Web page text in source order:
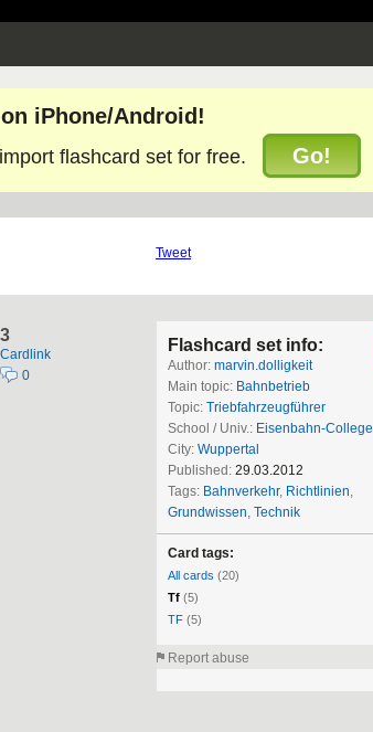
iPhone/Android!
flashcard set for free. Go!
Tweet
3
Cardlink
0
Flashcard set info:
Author: marvin.dolligkeit
Main topic: Bahnbetrieb
Topic: Triebfahrzeugführer
School / Univ.: Eisenbahn-College
City: Wuppertal
Published: 29.03.2012
Tags: Bahnverkehr, Richtlinien,
Grundwissen, Technik
Card tags:
All cards (20)
Tf (5)
TF (5)
Report abuse